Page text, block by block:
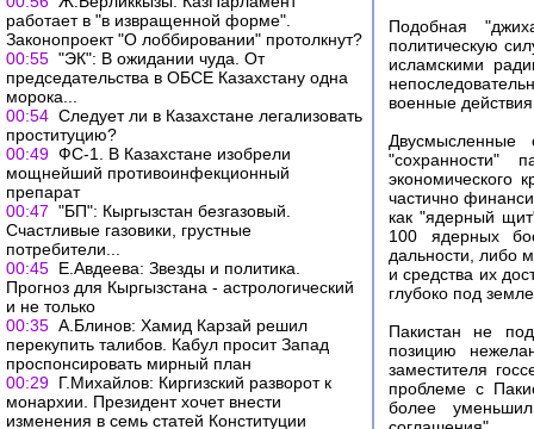
работает в "в извращенной форме".
Законопроект "О лоббировании" протолкнут?
00:55 "ЭК": В ожидании чуда. От
председательства в ОБСЕ Казахстану одна
морока...
00:54 Следует ли в Казахстане легализовать
проституцию?
00:49 ФС-1. В Казахстане изобрели
мощнейший противоинфекционный
препарат
00:47 "БП": Кыргызстан безгазовый.
Счастливые газовики, грустные
потребители...
00:45 Е.Авдеева: Звезды и политика.
Прогноз для Кыргызстана - астрологический
и не только
00:35 А.Блинов: Хамид Карзай решил
перекупить талибов. Кабул просит Запад
проспонсировать мирный план
00:29 Г.Михайлов: Киргизский разворот к
монархии. Президент хочет внести
изменения в семь статей Конституции
Подобная
политическую
исламскими
военные
Двусмысленные
"сохранности"
экономического
частично
как "ядерный
100 ядерных
дальности, либо
и средства их
глубоко под
Пакистан не
позицию
заместителя
проблеме с
более